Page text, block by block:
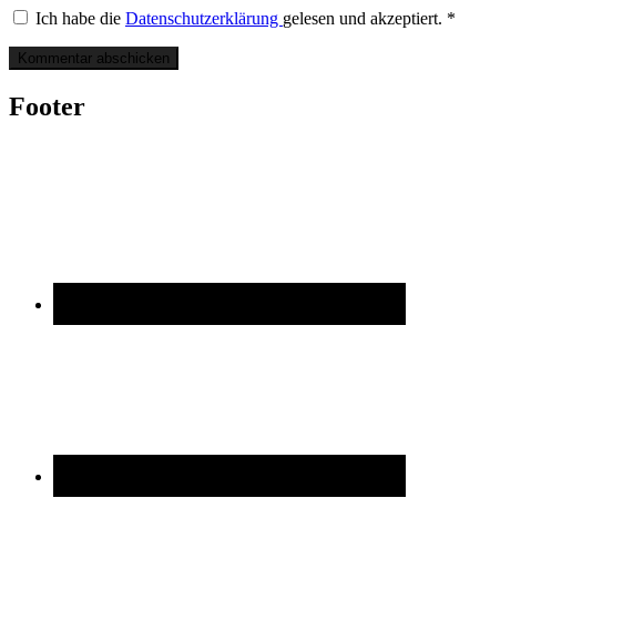
Ich habe die Datenschutzerklärung gelesen und akzeptiert. *
Footer